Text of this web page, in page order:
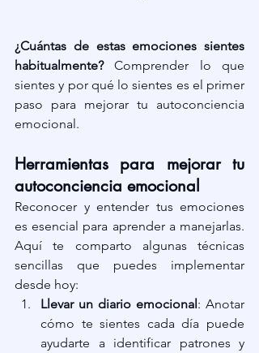
¿Cuántas de estas emociones sientes
habitualmente? Comprender lo que
sientes y por qué lo sientes es el primer
paso para mejorar tu autoconciencia
emocional.
Herramientas para mejorar tu
autoconciencia emocional
Reconocer y entender tus emociones
es esencial para aprender a manejarlas.
Aquí te comparto algunas técnicas
sencillas que puedes implementar
desde hoy:
Llevar un diario emocional: Anotar
cómo te sientes cada día puede
ayudarte a identificar patrones y